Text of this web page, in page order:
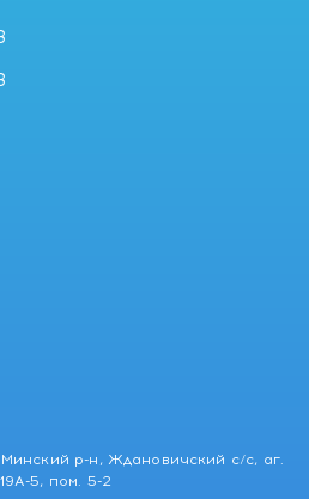
р-н, Ждановичский с/с, аг.
5, пом. 5-2